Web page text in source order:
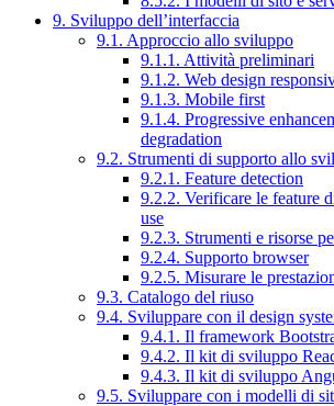
9. Sviluppo dell’interfaccia
9.1. Approccio allo sviluppo
9.1.1. Attività preliminari
9.1.2. Web design
9.1.3. Mobile first
9.1.4. Progressive
degradation
9.2. Strumenti di supporto allo
9.2.1. Feature detection
9.2.2. Verificare le feature
use
9.2.3. Strumenti e risorse
9.2.4. Supporto browser
9.2.5. Misurare le
9.3. Catalogo del riuso
9.4. Sviluppare con il design
9.4.1. Il framework
9.4.2. Il kit di sviluppo
9.4.3. Il kit di sviluppo
9.5. Sviluppare con i modelli di